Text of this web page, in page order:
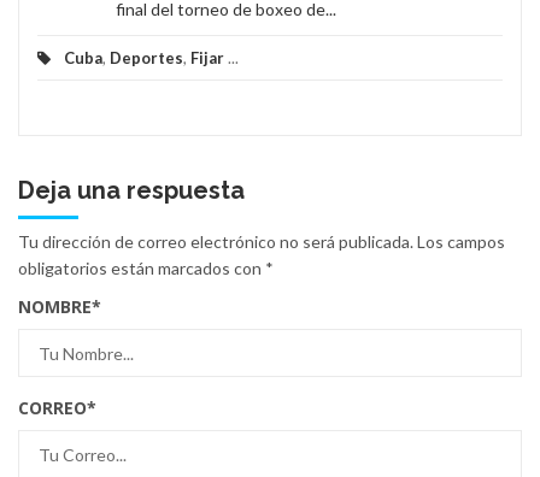
final del torneo de boxeo de...
Cuba, Deportes, Fijar...
Deja una respuesta
Tu dirección de correo electrónico no será publicada.Los campos
obligatorios están marcados con *
NOMBRE*
CORREO*